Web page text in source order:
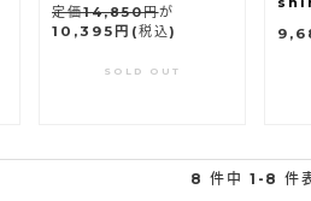
定価14,850円が
10,395円 (税込)
SOLD OUT
8 件中 1-8 件